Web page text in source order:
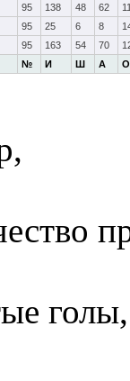
№ И Ш А О
95 138 48 62
95 25 6 8
95 163 54 70
голы,